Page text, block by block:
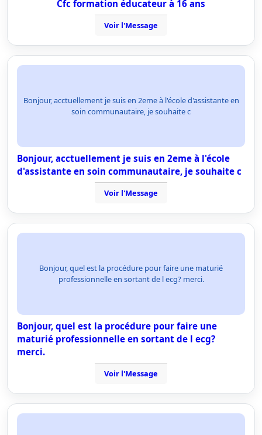
Cfc formation éducateur à 16 ans
Voir l'Message
Bonjour, acctuellement je suis en 2eme à l'école d'assistante en
soin communautaire, je souhaite c
Bonjour, acctuellement je suis en 2eme à l'école
d'assistante en soin communautaire, je souhaite c
Voir l'Message
Bonjour, quel est la procédure pour faire une maturié
professionnelle en sortant de l ecg? merci.
Bonjour, quel est la procédure pour faire une
maturié professionnelle en sortant de l ecg?
merci.
Voir l'Message